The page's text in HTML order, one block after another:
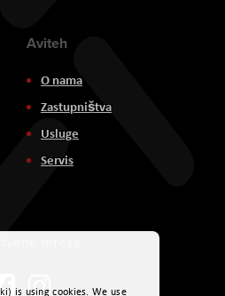
Aviteh
O nama
Zastupništva
Usluge
Servis
is using cookies. We use